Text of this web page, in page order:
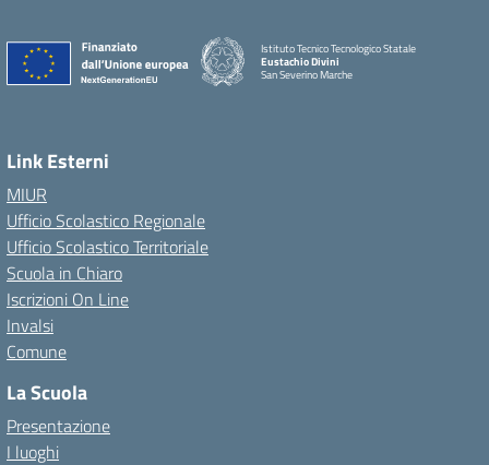
Istituto Tecnico Tecnologico Statale
Eustachio Divini
San Severino Marche
Link Esterni
MIUR
Ufficio Scolastico Regionale
Ufficio Scolastico Territoriale
Scuola in Chiaro
Iscrizioni On Line
Invalsi
Comune
La Scuola
Presentazione
I luoghi